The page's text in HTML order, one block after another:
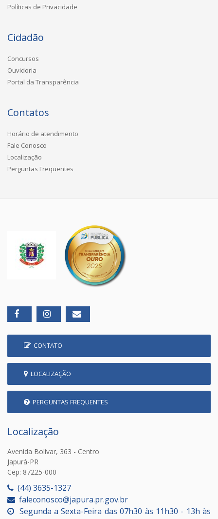
Políticas de Privacidade
Cidadão
Concursos
Ouvidoria
Portal da Transparência
Contatos
Horário de atendimento
Fale Conosco
Localização
Perguntas Frequentes
CONTATO
LOCALIZAÇÃO
PERGUNTAS FREQUENTES
Localização
Avenida Bolivar, 363 - Centro
Japurá-PR
Cep: 87225-000
(44) 3635-1327
faleconosco@japura.pr.gov.br
Segunda a Sexta-Feira das 07h30 às 11h30 - 13h às